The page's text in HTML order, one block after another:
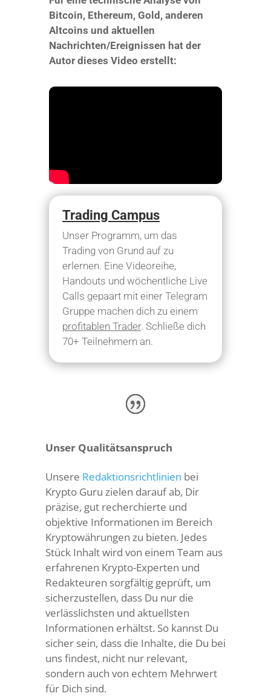
Bitcoin, Ethereum, Gold, anderen
Altcoins und aktuellen
Nachrichten/Ereignissen hat der
Autor dieses Video erstellt:
Trading Campus
Unser Programm, um das
Trading von Grund auf zu
erlernen. Eine Videoreihe,
Handouts und wöchentliche Live
Calls gepaart mit einer Telegram
Gruppe machen dich zu einem
profitablen Trader. Schließe dich
70+ Teilnehmern an.
Unser Qualitätsanspruch
Unsere Redaktionsrichtlinien bei
Krypto Guru zielen darauf ab, Dir
präzise, gut recherchierte und
objektive Informationen im Bereich
Kryptowährungen zu bieten. Jedes
Stück Inhalt wird von einem Team aus
erfahrenen Krypto-Experten und
Redakteuren sorgfältig geprüft, um
sicherzustellen, dass Du nur die
verlässlichsten und aktuellsten
Informationen erhältst. So kannst Du
sicher sein, dass die Inhalte, die Du bei
uns findest, nicht nur relevant,
sondern auch von echtem Mehrwert
für Dich sind.